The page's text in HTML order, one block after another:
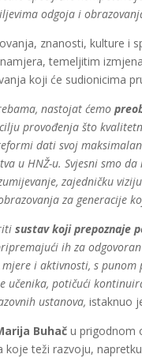
odgoja i
znanosti, kulture i
temeljitim
koji će sudionicima
nastojat ćemo
provođenja što
dati svoj
u HNŽ-u. Svjesni smo
zajedničku
za generacije
sustav koji prepoznaje
ih za
i aktivnosti, s
učenika, potičući
ustanova, istaknuo
Buhač u prigodnom
koje teži razvoju,